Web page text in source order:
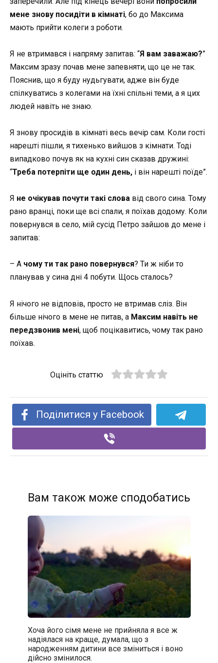
мене знову посидіти в кімнаті, бо до Максима
мають прийти колеги з роботи.
Я не втримався і напряму запитав: “Я вам заважаю?”
Максим зразу почав мене запевняти, що це не так.
Пояснив, що я буду нудьгувати, адже він буде
спілкуватись з колегами на їхні спільні теми, а я цих
людей навіть не знаю.
Я знову просидів в кімнаті весь вечір сам. Коли гості
нарешті пішли, я тихенько вийшов з кімнати. Тоді
випадково почув як на кухні син сказав дружині:
“Треба потерпіти ще один день, і він нарешті поїде”.
Я не очікував почути такі слова від свого сина. Тому
рано вранці, поки ще всі спали, я поїхав додому. Коли
повернувся в село, мій сусід Петро зайшов до мене і
запитав:
– А чому ти так рано повернувся? Ти ж ніби то
планував у сина дні 4 побути. Щось сталось?
Я нічого не відповів, просто не втримав сліз. Він
більше нічого в мене не питав, а Максим навіть не
передзвонив мені, щоб поцікавитись, чому так рано
поїхав.
Оцініть статтю
Поділитися у Facebook
Вам також може сподобатись
Хоча його сімя мене не прийняла я все ж
надіялася на краще, думала, що з
народженням дитини все зміниться і воно
дійсно змінилося.